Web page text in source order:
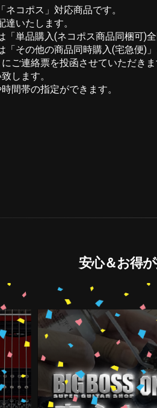
コポス」対応商品です。
達いたします。
単品購入(ネコポス商品同梱可)
その他の商品同時購入(宅急便)
ご連絡票を投函させていただきま
します。
間帯の指定ができます。
安心＆お得